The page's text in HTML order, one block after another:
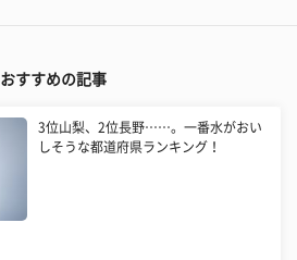
おすすめの記事
3位山梨、2位長野……。一番水がおい
しそうな都道府県ランキング！